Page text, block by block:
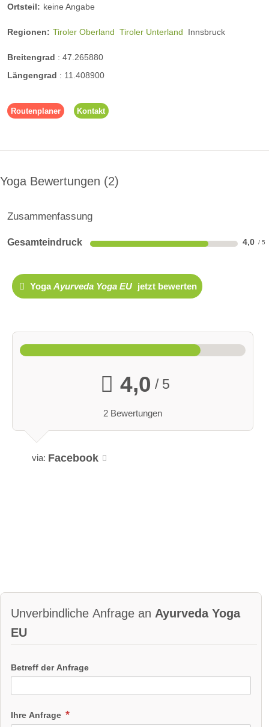
Ortsteil: keine Angabe
Regionen: Tiroler Oberland Tiroler Unterland Innsbruck
Breitengrad : 47.265880
Längengrad : 11.408900
Routenplaner Kontakt
Yoga Bewertungen 2
Zusammenfassung
Gesamteindruck 4,0
YogaAyurveda Yoga EU jetzt bewerten
4,0 / 5
2 Bewertungen
via: Facebook
Unverbindliche Anfrage an Ayurveda Yoga
EU
Betreff der Anfrage
Ihre Anfrage